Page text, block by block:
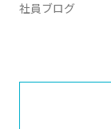
社員ブログ